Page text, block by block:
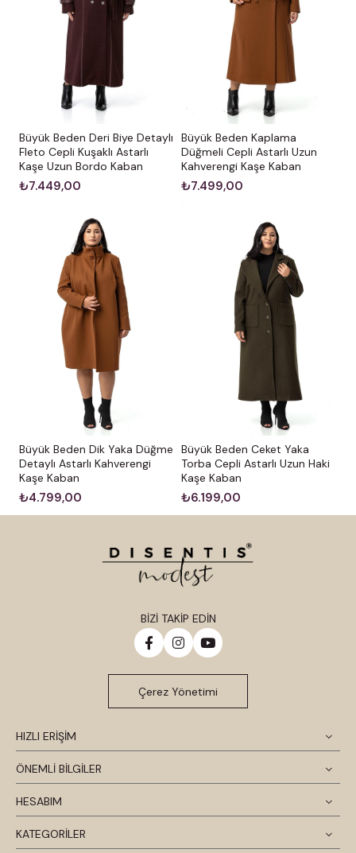
Büyük Beden Deri Biye Detaylı
Fleto Cepli Kuşaklı Astarlı
Kaşe Uzun Bordo Kaban
₺7.449,00
Büyük Beden Kaplama
Düğmeli Cepli Astarlı Uzun
Kahverengi Kaşe Kaban
₺7.499,00
Büyük Beden Dik Yaka Düğme
Detaylı Astarlı Kahverengi
Kaşe Kaban
₺4.799,00
Büyük Beden Ceket Yaka
Torba Cepli Astarlı Uzun Haki
Kaşe Kaban
₺6.199,00
HIZLI ERİŞİM
ÖNEMLİ BİLGİLER
HESABIM
KATEGORİLER
BİZİ TAKİP EDİN
Çerez Yönetimi